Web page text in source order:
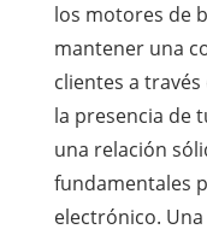
los motores de
mantener una
clientes a
la presencia de
una relación
fundamentales
electrónico.